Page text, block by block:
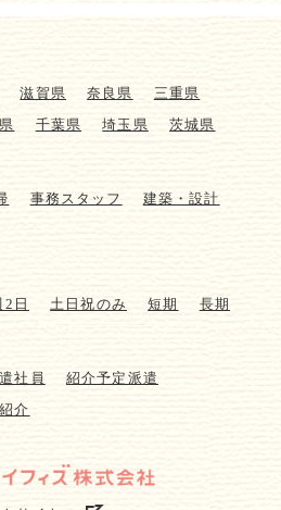
滋賀県 奈良県
三重県
千葉県 埼玉県 茨城県
事務スタッフ
建築・設計
日 土日祝のみ 短期 長期
社員
紹介予定派遣
介